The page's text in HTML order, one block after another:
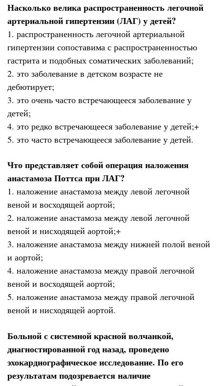
Насколько велика распространенность легочной
артериальной гипертензии (ЛАГ) у детей?
1. распространенность легочной артериальной
гипертензии сопоставима с распространенностью
гастрита и подобных соматических заболеваний;
2. это заболевание в детском возрасте не
дебютирует;
3. это очень часто встречающееся заболевание у
детей;
4. это редко встречающееся заболевание у детей;+
5. это часто встречающееся заболевание у детей.
Что представляет собой операция наложения
анастамоза Поттса при ЛАГ?
1. наложение анастамоза между левой легочной
веной и восходящей аортой;
2. наложение анастамоза между левой легочной
веной и нисходящей аортой;+
3. наложение анастамоза между нижней полой веной
и аортой;
4. наложение анастамоза между правой легочной
веной и восходящей аортой;
5. наложение анастамоза между правой легочной
веной и нисходящей аортой.
Больной с системной красной волчанкой,
диагностированной год назад, проведено
эхокардиографическое исследование. По его
результатам подозревается наличие